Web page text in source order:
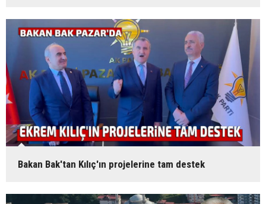
Bakan Bak'tan Kılıç'ın projelerine tam destek